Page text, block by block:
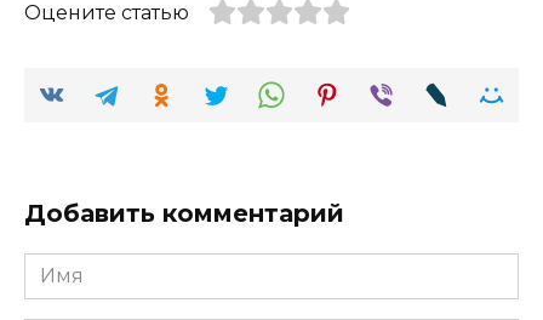
Оцените статью
Добавить комментарий
Имя